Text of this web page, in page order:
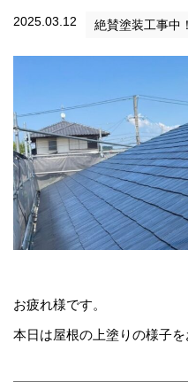
2025.03.12 絶賛塗装工事中！
お疲れ様です。
本日は屋根の上塗りの様子を